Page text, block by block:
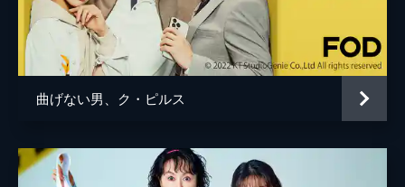
囲気が残っており、兵士たちはいつもより親
しげな様子。そんななか、上等兵と兵長が多
目的室に呼び出される。イム副小隊長は自分
が後任に強いた不条理を書き出せと言い...。
32分
罰を受けることになり、兵長たちは後任を目
の敵にする。その頃、掲示板に貼り出された
曲げない男、ク・ピルス